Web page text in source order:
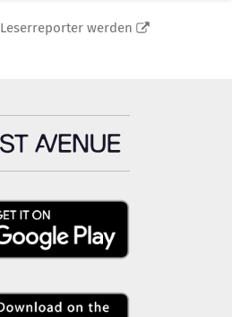
Leserreporter werden